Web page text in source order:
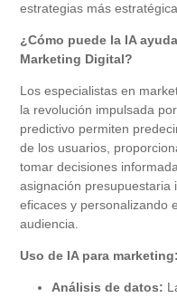
estrategias más
¿Cómo puede la IA
Marketing Digital?
Los especialistas en
la revolución impulsada
predictivo permiten
de los usuarios,
tomar decisiones
asignación presupuestaria
eficaces y personalizando
audiencia.
Uso de IA para marketing:
Análisis de datos: